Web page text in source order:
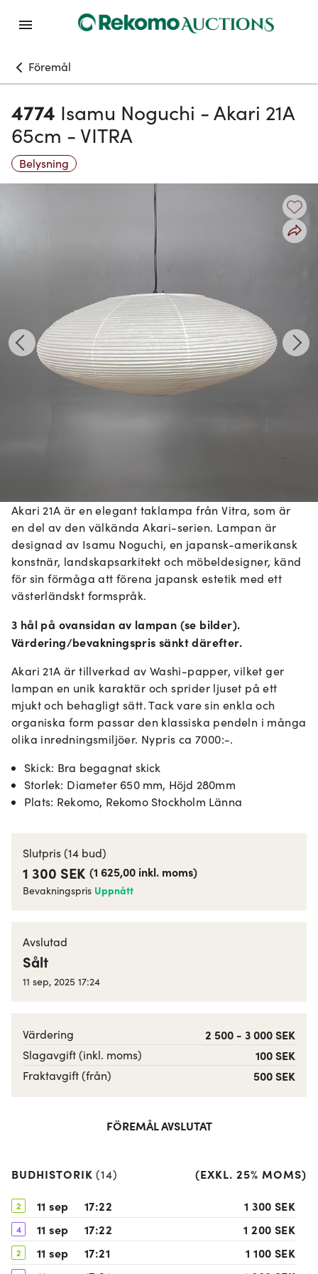
Föremål
4774 Isamu Noguchi - Akari 21A
65cm - VITRA
Belysning
Akari 21A är en elegant taklampa från Vitra, som är
en del av den välkända Akari-serien. Lampan är
designad av Isamu Noguchi, en japansk-amerikansk
konstnär, landskapsarkitekt och möbeldesigner, känd
för sin förmåga att förena japansk estetik med ett
västerländskt formspråk.
3 hål på ovansidan av lampan (se bilder).
Värdering/bevakningspris sänkt därefter.
Akari 21A är tillverkad av Washi-papper, vilket ger
lampan en unik karaktär och sprider ljuset på ett
mjukt och behagligt sätt. Tack vare sin enkla och
organiska form passar den klassiska pendeln i många
olika inredningsmiljöer. Nypris ca 7000:-.
Skick: Bra begagnat skick
Storlek: Diameter 650 mm, Höjd 280mm
Plats: Rekomo, Rekomo Stockholm Länna
Slutpris(14 bud)
1 300 SEK (1 625,00 inkl. moms)
Bevakningspris Uppnått
Avslutad
Sålt
11 sep, 2025 17:24
Värdering 2 500 - 3 000 SEK
Slagavgift (inkl. moms) 100 SEK
Fraktavgift (från) 500 SEK
FÖREMÅL AVSLUTAT
BUDHISTORIK (14) (EXKL. 25% MOMS)
2 11 sep 17:22 1 300 SEK
4 11 sep 17:22 1 200 SEK
2 11 sep 17:21 1 100 SEK